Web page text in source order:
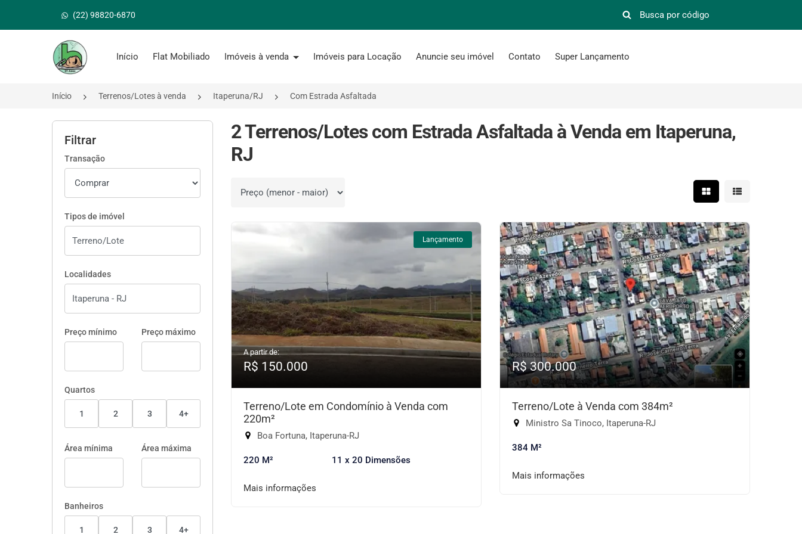
(22) 98820-6870
Página inicial
Início Flat Mobiliado Imóveis à venda Imóveis para Locação Anuncie seu imóvel Contato Super Lançamento
Início Terrenos/Lotes à venda Itaperuna/RJ Com Estrada Asfaltada
Filtrar
Transação
Tipos de imóvel
Localidades
Preço mínimo Preço máximo
Quartos
1 2 3 4+
Área mínima Área máxima
Banheiros
1 2 3 4+
2 Terrenos/Lotes com Estrada Asfaltada à Venda em Itaperuna,
RJ
Ordenar por Mostrar resultados em
Mostrar
Lançamento
A partir de:
R$ 150.000
Terreno/Lote em Condomínio à Venda com
220m²
Boa Fortuna, Itaperuna-RJ
220 M² 11 x 20 Dimensões
Mais informações
R$ 300.000
Terreno/Lote à Venda com 384m²
Ministro Sa Tinoco, Itaperuna-RJ
384 M²
Mais informações